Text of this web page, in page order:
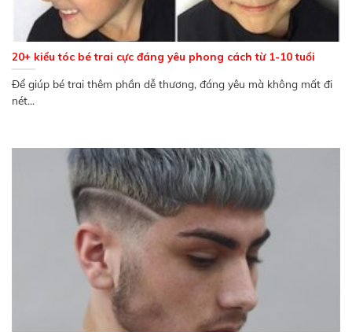
20+ kiểu tóc bé trai cực đáng yêu phong cách từ 1-10 tuổi
Để giúp bé trai thêm phần dễ thương, đáng yêu mà không mất đi
nét...